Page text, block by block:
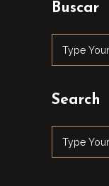
Buscar
Search